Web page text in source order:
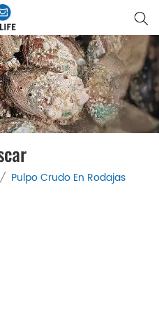
/ Pulpo Crudo En Rodajas